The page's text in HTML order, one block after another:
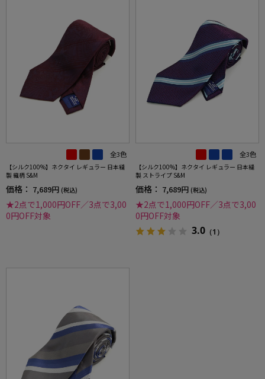
全3色
【シルク100%】ネクタイ レギュラー 日本縫
製 織柄 S&M
価格： 7,689円 (税込)
★2点で1,000円OFF／3点で3,00
0円OFF対象
全3色
【シルク100%】ネクタイ レギュラー 日本縫
製 ストライプ S&M
価格： 7,689円 (税込)
★2点で1,000円OFF／3点で3,00
0円OFF対象
3.0 （1）